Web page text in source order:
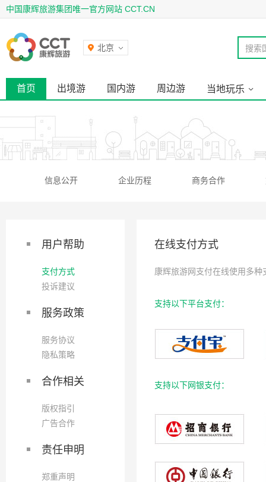
中国康辉旅游集团唯一官方网站 CCT.CN
北京 搜索
首页 出境游 国内游 周边游 当地玩乐
信息公开 企业历程 商务合作
用户帮助
支付方式
投诉建议
服务政策
服务协议
隐私策略
合作相关
版权指引
广告合作
责任申明
郑重声明
在线支付方式
康辉旅游网支付在线使用多
支持以下平台支付：
支持以下网银支付：